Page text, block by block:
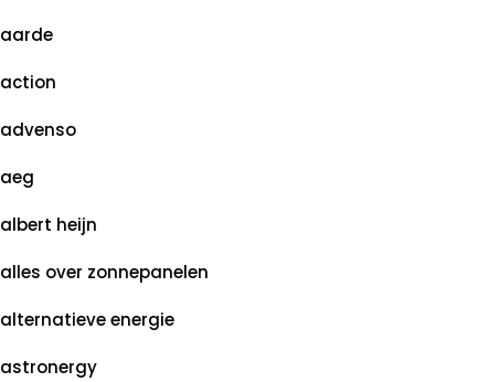
aarde
action
advenso
aeg
albert heijn
alles over zonnepanelen
alternatieve energie
astronergy